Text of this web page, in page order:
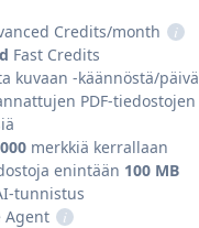
Credits/month
i
Fast Credits
kuvaan -käännöstä/päivä
PDF-tiedostojen
merkkiä kerrallaan
enintään 100 MB
tunnistus
Agent
i